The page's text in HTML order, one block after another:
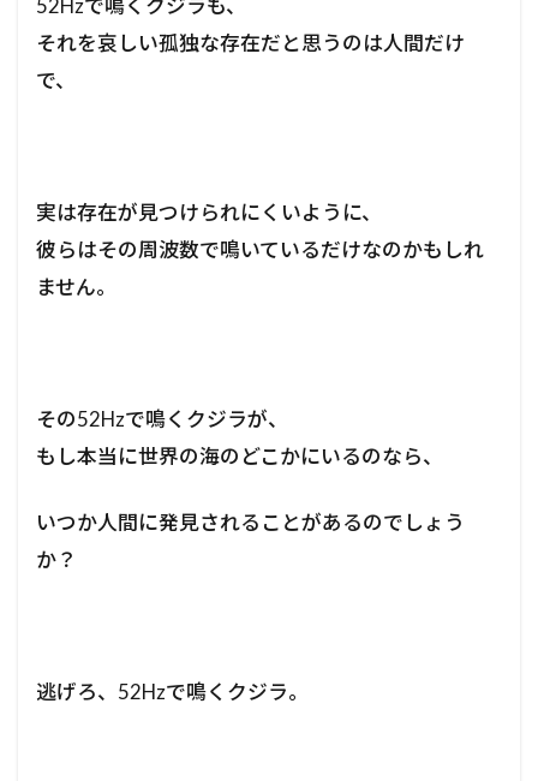
52Hzで鳴くクジラも、
それを哀しい孤独な存在だと思うのは人間だけ
で、
実は存在が見つけられにくいように、
彼らはその周波数で鳴いているだけなのかもしれ
ません。
その52Hzで鳴くクジラが、
もし本当に世界の海のどこかにいるのなら、
いつか人間に発見されることがあるのでしょう
か？
逃げろ、52Hzで鳴くクジラ。